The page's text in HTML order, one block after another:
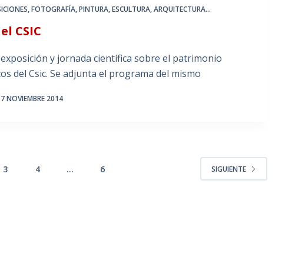
,FOTOGRAFÍA,PINTURA, ESCULTURA, ARQUITECTURA...
CSIC
y jornada científica sobre el patrimonio
del Csic. Se adjunta el programa del mismo
7 NOVIEMBRE 2014
3 4 … 6 SIGUIENTE